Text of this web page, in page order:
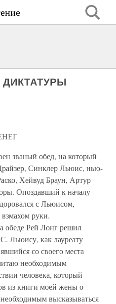
ДИКТАТУРЫ
званый обед, на который
Синклер Льюис, нью-
Хейвуд Браун, Артур
Опоздавший к началу
с Льюисом,
руки.
обеде Рей Лонг решил
Льюису, как лауреату
со своего места
необходимым
человека, который
из книги моей жены о
высказываться